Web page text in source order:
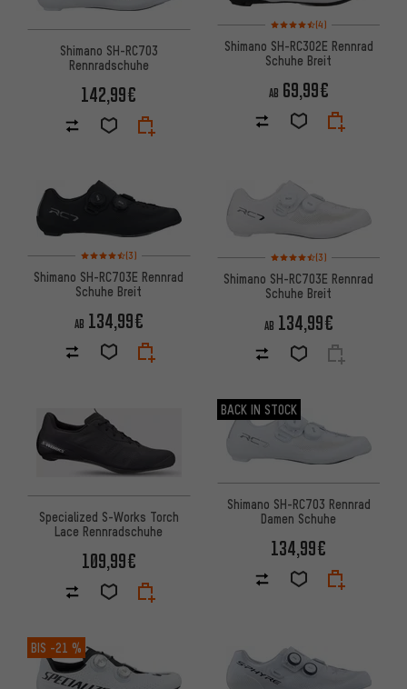
Shimano SH-RC703
Rennradschuhe
142,99€
Bewertungen: 4,5 von 5
(4)
Shimano SH-RC302E Rennrad
Schuhe Breit
AB 69,99€
Bewertungen: 4,5 von 5 basierend auf 3 Bewertungen
(3)
Shimano SH-RC703E Rennrad
Schuhe Breit
AB 134,99€
Bewertungen: 4,5 von 5
(3)
Shimano SH-RC703E Rennrad
Schuhe Breit
AB 134,99€
Specialized S-Works Torch
Lace Rennradschuhe
109,99€
BACK IN STOCK
Shimano SH-RC703 Rennrad
Damen Schuhe
134,99€
BIS -21 %